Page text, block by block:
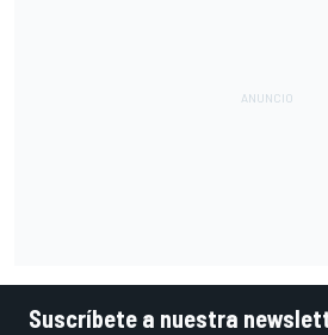
Suscríbete a nuestra